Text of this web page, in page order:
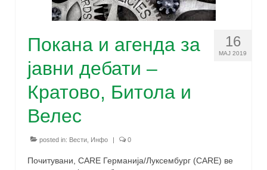
Задружни принципи
Зошто ЗЗ?
Настани
16
МАЈ 2019
Покана и агенда за
јавни дебати –
Кратово, Битола и
Велес
posted in: Вести Инфо | 0
Почитувани, CARE Германија/Луксембург (CARE) ве